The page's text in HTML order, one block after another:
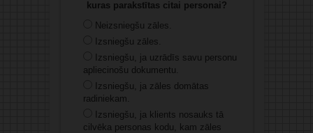
kuras parakstītas citai personai?
Neizsniegšu zāles.
Izsniegšu zāles.
Izsniegšu, ja uzrādīs savu personu
apliecinošu dokumentu.
Izsniegšu, ja zāles domātas
radiniekam.
Izsniegšu, ja klients nosauks tā
cilvēka personas kodu, kam zāles